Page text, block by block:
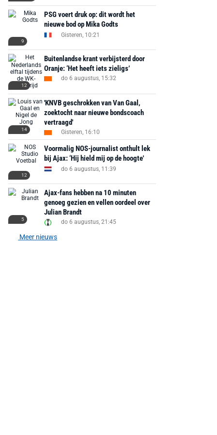
€ 29,99 € 78,00€ 130,00
Bekijk deal
9
PSG voert druk op: dit wordt het
nieuwe bod op Mika Godts
Gisteren, 10:21
12
Buitenlandse krant verbijsterd door
Oranje: ‘Het heeft iets zieligs’
do 6 augustus, 15:32
14
'KNVB geschrokken van Van Gaal,
zoektocht naar nieuwe bondscoach
vertraagd'
Gisteren, 16:10
12
Voormalig NOS-journalist onthult lek
bij Ajax: ‘Hij hield mij op de hoogte'
do 6 augustus, 11:39
5
Ajax-fans hebben na 10 minuten
genoeg gezien en vellen oordeel over
Julian Brandt
do 6 augustus, 21:45
Meer nieuws